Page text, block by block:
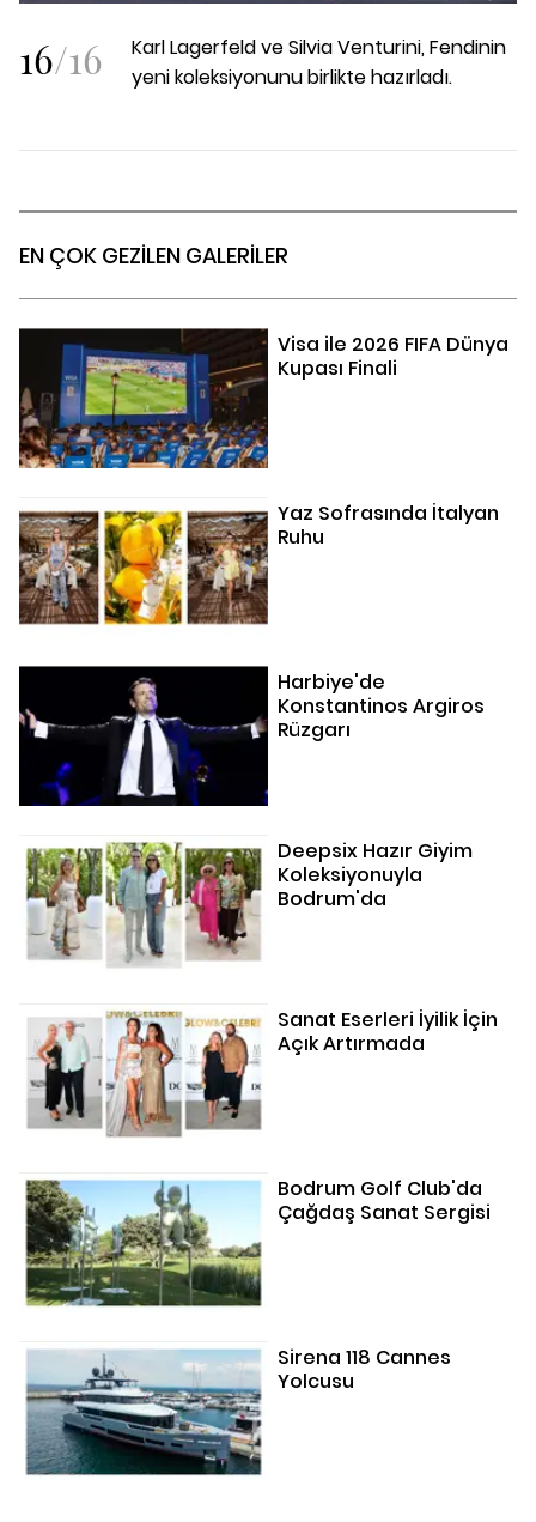
16/16
Karl Lagerfeld ve Silvia Venturini, Fendinin
yeni koleksiyonunu birlikte hazırladı.
EN ÇOK GEZİLEN GALERİLER
Visa ile 2026 FIFA Dünya
Kupası Finali
Yaz Sofrasında İtalyan
Ruhu
Harbiye'de
Konstantinos Argiros
Rüzgarı
Deepsix Hazır Giyim
Koleksiyonuyla
Bodrum'da
Sanat Eserleri İyilik İçin
Açık Artırmada
Bodrum Golf Club'da
Çağdaş Sanat Sergisi
Sirena 118 Cannes
Yolcusu